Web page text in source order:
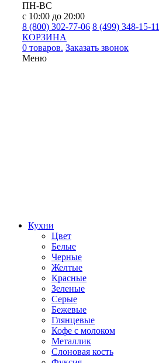
ПН-ВС
с 10:00 до 20:00
8 (800) 302-77-06 8 (499) 348-15-11
КОРЗИНА
0 товаров. Заказать звонок
Меню
Кухни
Цвет
Белые
Черные
Желтые
Красные
Зеленые
Серые
Бежевые
Глянцевые
Кофе с молоком
Металлик
Слоновая кость